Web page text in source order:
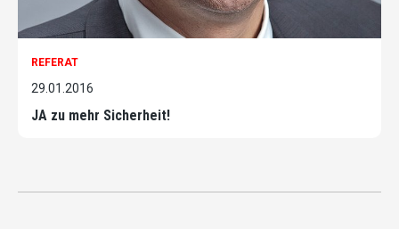
REFERAT
29.01.2016
JA zu mehr Sicherheit!